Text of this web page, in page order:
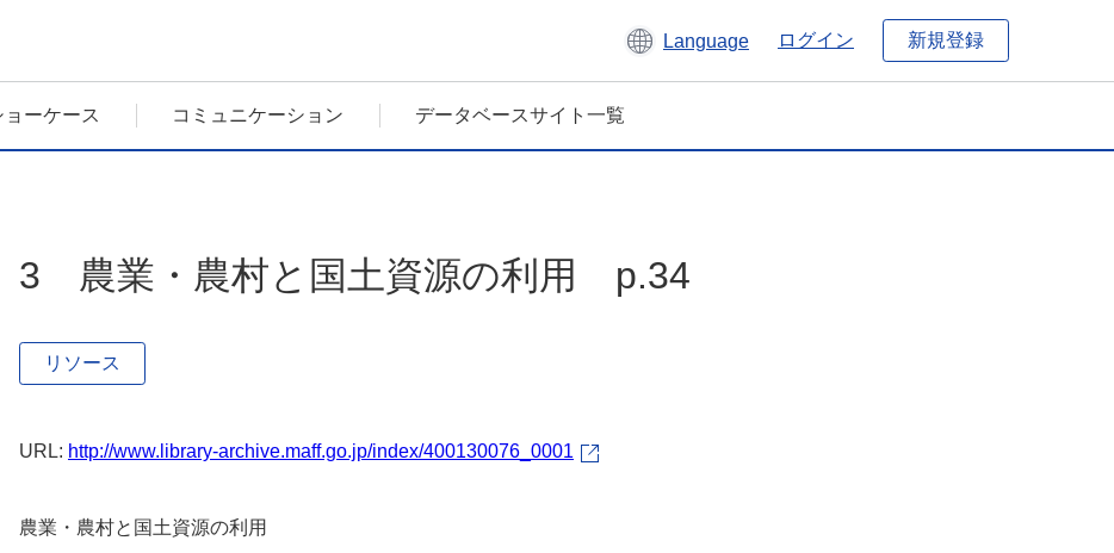
Language ログイン 新規登録
ョーケース コミュニケーション データベースサイト一覧
3 農業・農村と国土資源の利用 p.34
リソース
URL: http://www.library-archive.maff.go.jp/index/400130076_0001
農業・農村と国土資源の利用